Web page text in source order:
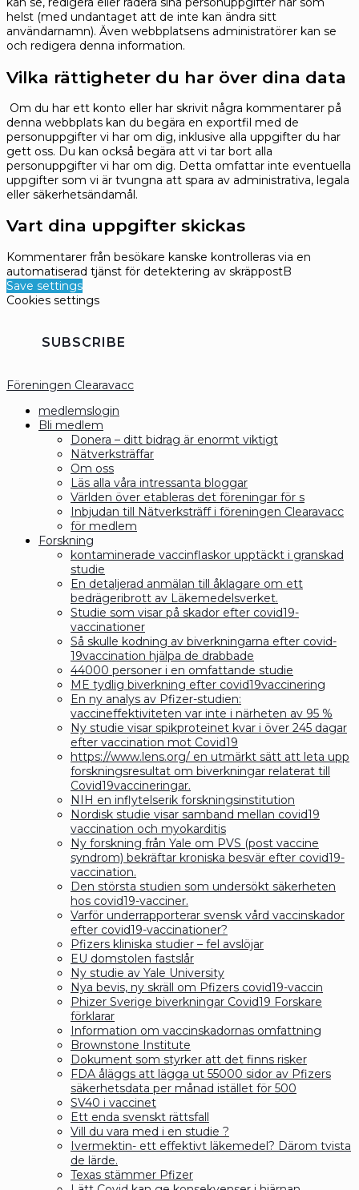
helst (med undantaget att de inte kan ändra sitt
användarnamn). Även webbplatsens administratörer kan se
och redigera denna information.
Vilka rättigheter du har över dina data
Om du har ett konto eller har skrivit några kommentarer på
denna webbplats kan du begära en exportfil med de
personuppgifter vi har om dig, inklusive alla uppgifter du har
gett oss. Du kan också begära att vi tar bort alla
personuppgifter vi har om dig. Detta omfattar inte eventuella
uppgifter som vi är tvungna att spara av administrativa, legala
eller säkerhetsändamål.
Vart dina uppgifter skickas
Kommentarer från besökare kanske kontrolleras via en
automatiserad tjänst för detektering av skräppostB
Save settings
Cookies settings
SUBSCRIBE
Föreningen Clearavacc
medlemslogin
Bli medlem
Donera – ditt bidrag är enormt viktigt
Nätverksträffar
Om oss
Läs alla våra intressanta bloggar
Världen över etableras det föreningar för s
Inbjudan till Nätverksträff i föreningen Clearavacc
för medlem
Forskning
kontaminerade vaccinflaskor upptäckt i granskad
studie
En detaljerad anmälan till åklagare om ett
bedrägeribrott av Läkemedelsverket.
Studie som visar på skador efter covid19-
vaccinationer
Så skulle kodning av biverkningarna efter covid-
19vaccination hjälpa de drabbade
44000 personer i en omfattande studie
ME tydlig biverkning efter covid19vaccinering
En ny analys av Pfizer-studien:
vaccineffektiviteten var inte i närheten av 95 %
Ny studie visar spikproteinet kvar i över 245 dagar
efter vaccination mot Covid19
https://www.lens.org/ en utmärkt sätt att leta upp
forskningsresultat om biverkningar relaterat till
Covid19vaccineringar.
NIH en inflytelserik forskningsinstitution
Nordisk studie visar samband mellan covid19
vaccination och myokarditis
Ny forskning från Yale om PVS (post vaccine
syndrom) bekräftar kroniska besvär efter covid19-
vaccination.
Den största studien som undersökt säkerheten
hos covid19-vacciner.
Varför underrapporterar svensk vård vaccinskador
efter covid19-vaccinationer?
Pfizers kliniska studier – fel avslöjar
EU domstolen fastslår
Ny studie av Yale University
Nya bevis, ny skräll om Pfizers covid19-vaccin
Phizer Sverige biverkningar Covid19 Forskare
förklarar
Information om vaccinskadornas omfattning
Brownstone Institute
Dokument som styrker att det finns risker
FDA åläggs att lägga ut 55000 sidor av Pfizers
säkerhetsdata per månad istället för 500
SV40 i vaccinet
Ett enda svenskt rättsfall
Vill du vara med i en studie ?
Ivermektin- ett effektivt läkemedel? Därom tvista
de lärde.
Texas stämmer Pfizer